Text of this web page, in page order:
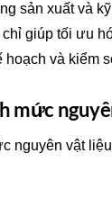
sản xuất và
giúp tối ưu
và kiểm
mức
nguyên vật